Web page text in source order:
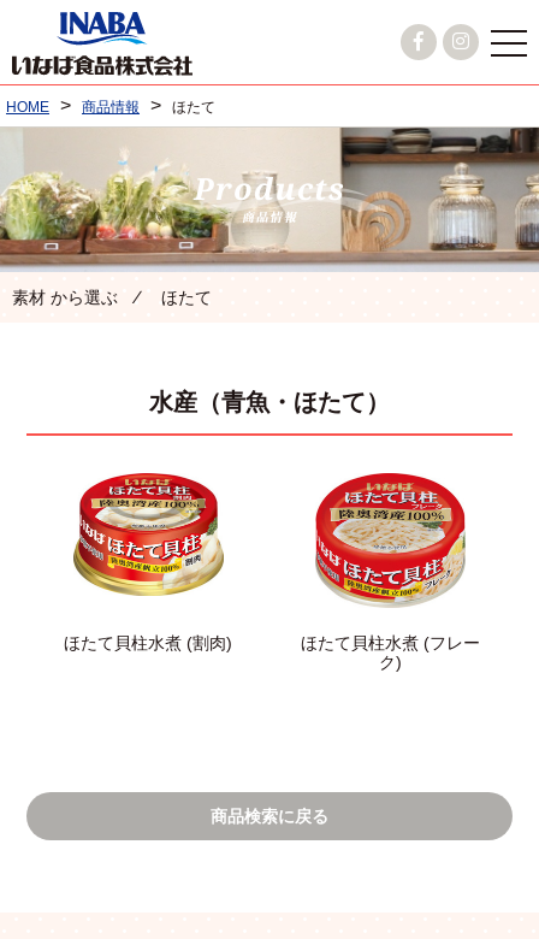
HOME > 商品情報 > ほたて
素材 から選ぶ ⁄ ほたて
水産（青魚・ほたて）
ほたて貝柱水煮 (割肉)
ほたて貝柱水煮 (フレー
ク)
商品検索に戻る